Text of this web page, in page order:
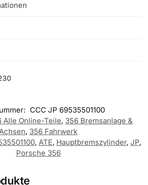
CCC JP 69535501100
Alle Online-Teile, 356 Bremsanlage &
, 356 Fahrwerk
, ATE, Hauptbremszylinder, JP,
Porsche 356